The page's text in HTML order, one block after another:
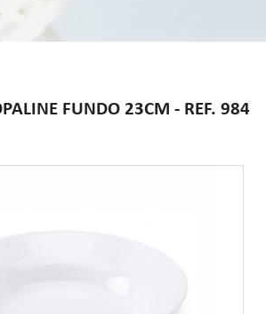
FUNDO 23CM - REF. 984